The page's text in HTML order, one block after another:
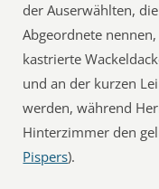
der Auserwählten,
Abgeordnete
kastrierte
und an der kurzen
werden, während
Hinterzimmer den
Pispers).